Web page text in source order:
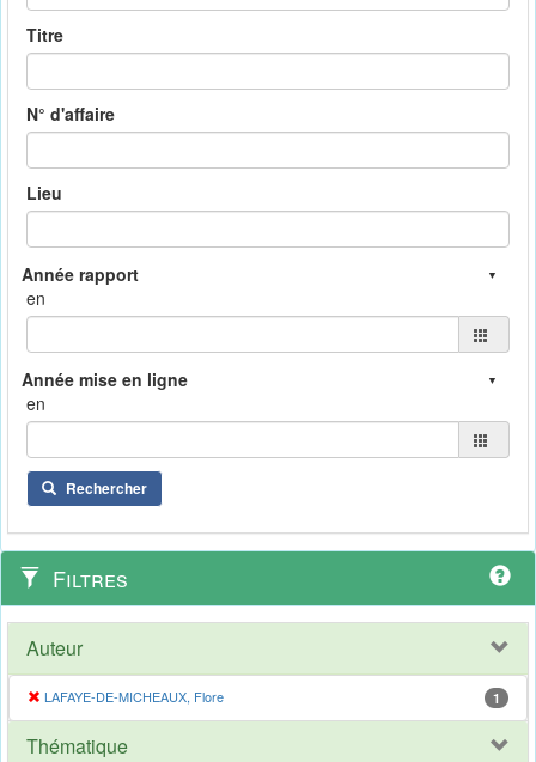
Titre
N° d'affaire
Lieu
en
en
Rechercher
Filtres
Auteur
LAFAYE-DE-MICHEAUX, Flore 1
Thématique